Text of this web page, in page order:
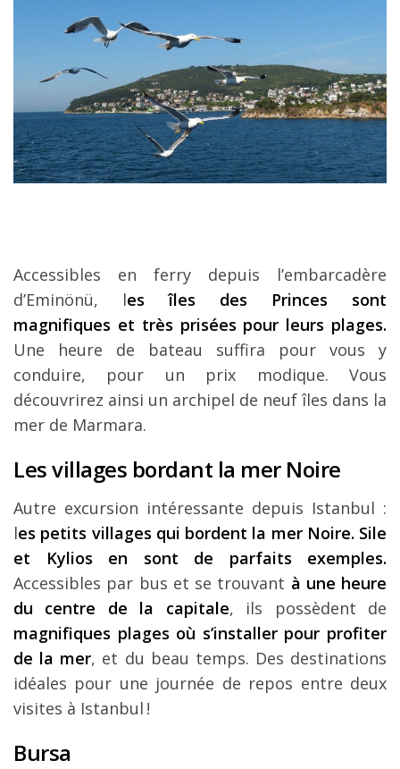
Accessibles en ferry depuis l’embarcadère
d’Eminönü, les îles des Princes sont
magnifiques et très prisées pour leurs plages.
Une heure de bateau suffira pour vous y
conduire, pour un prix modique. Vous
découvrirez ainsi un archipel de neuf îles dans la
mer de Marmara.
Les villages bordant la mer Noire
Autre excursion intéressante depuis Istanbul :
les petits villages qui bordent la mer Noire. Sile
et Kylios en sont de parfaits exemples.
Accessibles par bus et se trouvant à une heure
du centre de la capitale, ils possèdent de
magnifiques plages où s’installer pour profiter
de la mer, et du beau temps. Des destinations
idéales pour une journée de repos entre deux
visites à Istanbul !
Bursa